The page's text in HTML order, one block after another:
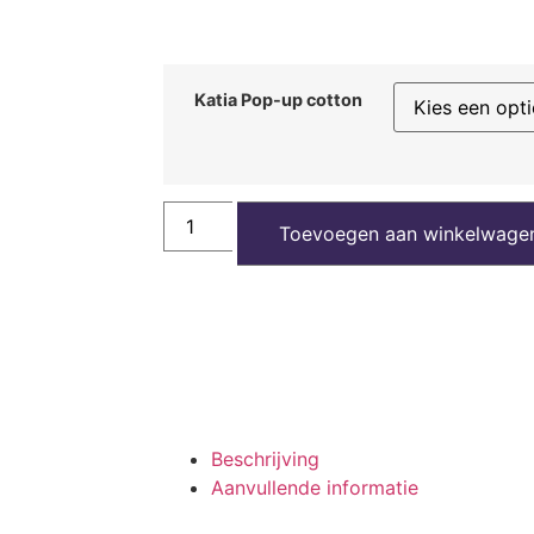
Katia Pop-up cotton
Toevoegen aan
Beschrijving
Aanvullende informatie